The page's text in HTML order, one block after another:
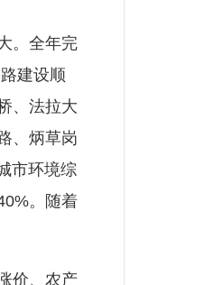
。全年完
建设顺
、法拉大
、炳草岗
市环境综
。随着
价、农产